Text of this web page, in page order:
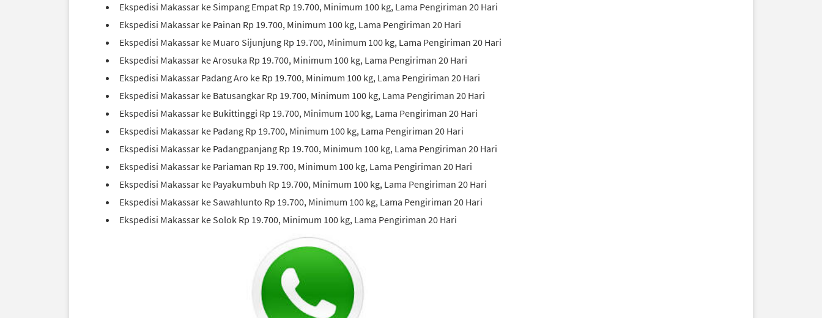
Ekspedisi Makassar ke Simpang Empat Rp 19.700, Minimum 100 kg, Lama Pengiriman 20 Hari
Ekspedisi Makassar ke Painan Rp 19.700, Minimum 100 kg, Lama Pengiriman 20 Hari
Ekspedisi Makassar ke Muaro Sijunjung Rp 19.700, Minimum 100 kg, Lama Pengiriman 20 Hari
Ekspedisi Makassar ke Arosuka Rp 19.700, Minimum 100 kg, Lama Pengiriman 20 Hari
Ekspedisi Makassar Padang Aro ke Rp 19.700, Minimum 100 kg, Lama Pengiriman 20 Hari
Ekspedisi Makassar ke Batusangkar Rp 19.700, Minimum 100 kg, Lama Pengiriman 20 Hari
Ekspedisi Makassar ke Bukittinggi Rp 19.700, Minimum 100 kg, Lama Pengiriman 20 Hari
Ekspedisi Makassar ke Padang Rp 19.700, Minimum 100 kg, Lama Pengiriman 20 Hari
Ekspedisi Makassar ke Padangpanjang Rp 19.700, Minimum 100 kg, Lama Pengiriman 20 Hari
Ekspedisi Makassar ke Pariaman Rp 19.700, Minimum 100 kg, Lama Pengiriman 20 Hari
Ekspedisi Makassar ke Payakumbuh Rp 19.700, Minimum 100 kg, Lama Pengiriman 20 Hari
Ekspedisi Makassar ke Sawahlunto Rp 19.700, Minimum 100 kg, Lama Pengiriman 20 Hari
Ekspedisi Makassar ke Solok Rp 19.700, Minimum 100 kg, Lama Pengiriman 20 Hari